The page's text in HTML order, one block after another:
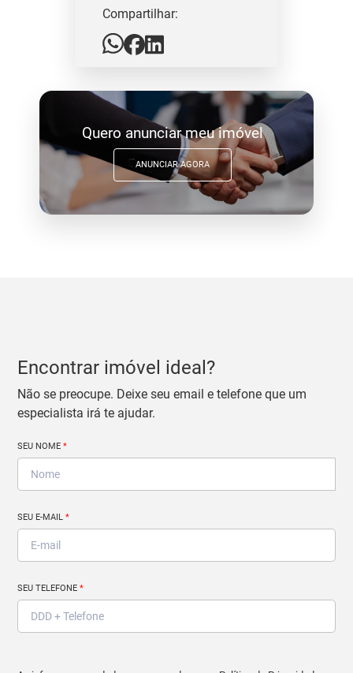
Compartilhar:
Quero anunciar meu imóvel
ANUNCIAR AGORA
Encontrar imóvel ideal?
Não se preocupe. Deixe seu email e telefone que um
especialista irá te ajudar.
SEU NOME*
SEU E-MAIL*
SEU TELEFONE*